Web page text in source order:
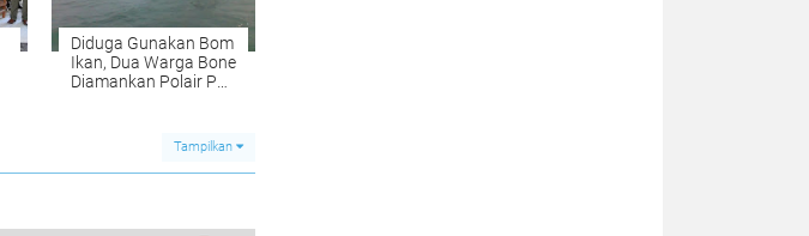
Diduga Gunakan Bom
Ikan, Dua Warga Bone
Diamankan Polair Pos
Tampilkan